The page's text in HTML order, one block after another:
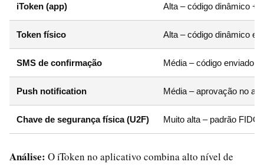
iToken (app) Alta – código dinâmico +
Token físico Alta – código dinâmico
SMS de confirmação Média – código enviado
Push notification Média – aprovação no
Chave de segurança física (U2F) Muito alta – padrão FIDO2
Análise: O iToken no aplicativo combina alto nível de